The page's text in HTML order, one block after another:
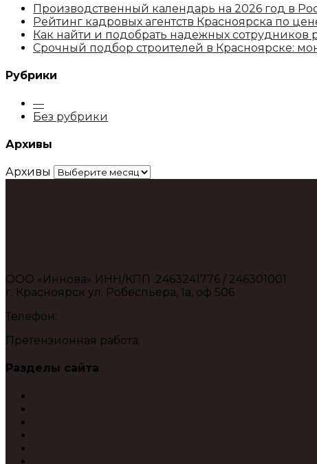
Производственный календарь на 2026 год в
Рейтинг кадровых агентств Красноярска по
Как найти и подобрать надежных сотрудников
Срочный подбор строителей в Красноярске:
Рубрики
—
Без рубрики
Архивы
Архивы
ООО «Иннова» ИНН/КПП .2463241776 / 246301001
г. Красноярск ул. Робеспьера, 1а, оф 506
Телефон:
Претензионная работа:
Разделы сайта